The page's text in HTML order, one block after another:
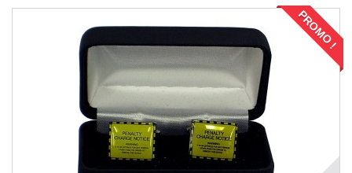
PROMO !